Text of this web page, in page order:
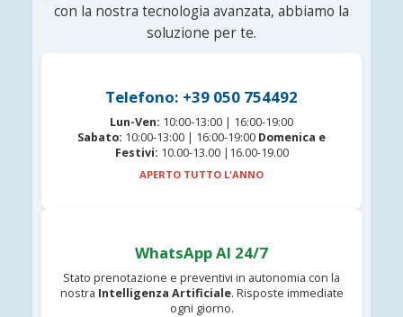
con la nostra tecnologia avanzata, abbiamo la
soluzione per te.
Telefono: +39 050 754492
Lun-Ven: 10:00-13:00 | 16:00-19:00
Sabato: 10:00-13:00 | 16:00-19:00 Domenica e
Festivi: 10.00-13.00 |16.00-19.00
APERTO TUTTO L'ANNO
WhatsApp AI 24/7
Stato prenotazione e preventivi in autonomia con la
nostra Intelligenza Artificiale. Risposte immediate
ogni giorno.